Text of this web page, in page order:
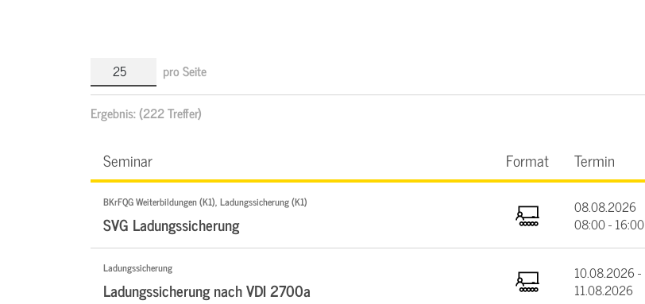
pro Seite
Ergebnis:(222 Treffer)
Seminar Format Termin
BKrFQG Weiterbildungen (K1), Ladungssicherung (K1)
SVG Ladungssicherung
08.08.2026
08:00 - 16:00
Ladungssicherung
Ladungssicherung nach VDI 2700a
10.08.2026 -
11.08.2026